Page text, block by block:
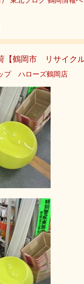
【鶴岡市 リサイクル
プ ハローズ鶴岡店